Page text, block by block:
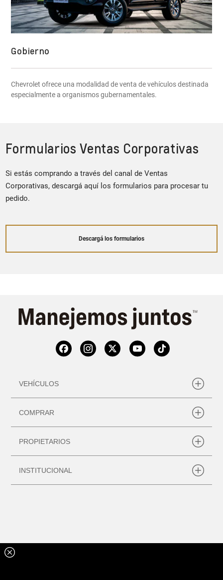
Gobierno
Chevrolet ofrece una modalidad de venta de vehículos destinada
especialmente a organismos gubernamentales.
Formularios Ventas Corporativas
Si estás comprando a través del canal de Ventas
Corporativas, descargá aquí los formularios para procesar tu
pedido.
Descargá los formularios